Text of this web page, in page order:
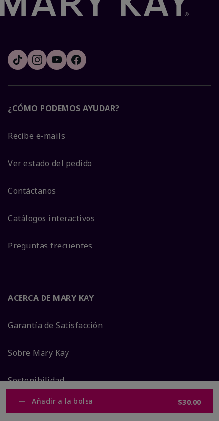
Añadir a la bolsa $30.00
¿CÓMO PODEMOS AYUDAR?
Recibe e-mails
Ver estado del pedido
Contáctanos
Catálogos interactivos
Preguntas frecuentes
ACERCA DE MARY KAY
Garantía de Satisfacción
Sobre Mary Kay
Sostenibilidad
Promesa De Producto